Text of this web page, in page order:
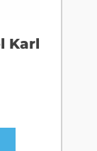
Karl